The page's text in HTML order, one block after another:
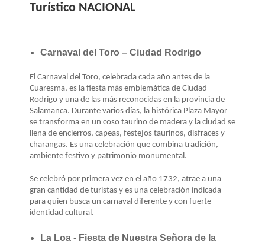
Turístico NACIONAL
Carnaval del Toro – Ciudad Rodrigo
El Carnaval del Toro, celebrada cada año antes de la
Cuaresma, es la fiesta más emblemática de Ciudad
Rodrigo y una de las más reconocidas en la provincia de
Salamanca. Durante varios días, la histórica Plaza Mayor
se transforma en un coso taurino de madera y la ciudad se
llena de encierros, capeas, festejos taurinos, disfraces y
charangas. Es una celebración que combina tradición,
ambiente festivo y patrimonio monumental.
Se celebró por primera vez en el año 1732, atrae a una
gran cantidad de turistas y es una celebración indicada
para quien busca un carnaval diferente y con fuerte
identidad cultural.
La Loa - Fiesta de Nuestra Señora de la